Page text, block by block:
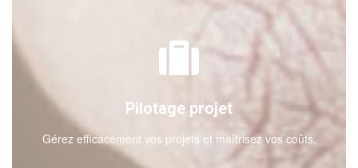
Pilotage projet
Gérez efficacement vos projets et maîtrisez vos coûts.